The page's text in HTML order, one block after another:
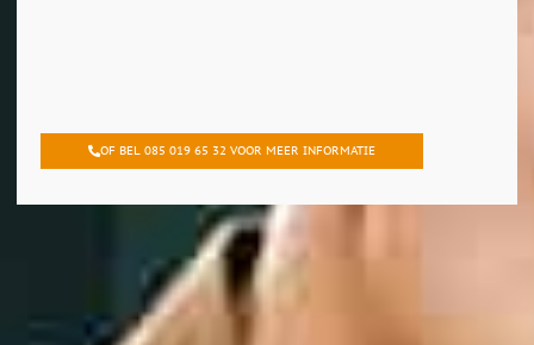
OF BEL 085 019 65 32 VOOR MEER INFORMATIE